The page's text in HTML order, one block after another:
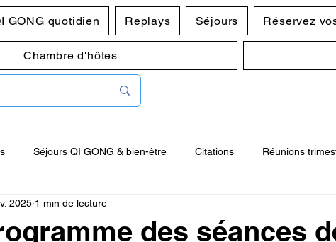
GONG quotidien Replays Séjours Réservez
Chambre d'hôtes
Séjours QI GONG & bien-être Citations Réunions
du jeudi 10h00
des séances
2025 1 min de lecture